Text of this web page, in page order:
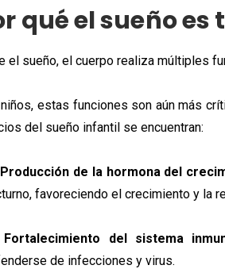
qué el sueño
el sueño, el cuerpo realiza múltiples
estas funciones son aún más
del sueño infantil se encuentran:
Producción de la hormona del
favoreciendo el crecimiento y la
Fortalecimiento del sistema
de infecciones y virus.